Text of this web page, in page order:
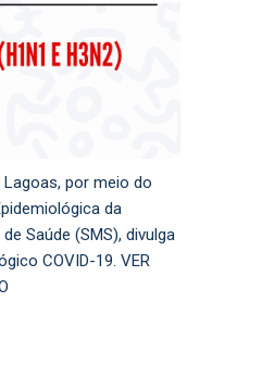
por meio do
da
Saúde (SMS), divulga
COVID-19. VER